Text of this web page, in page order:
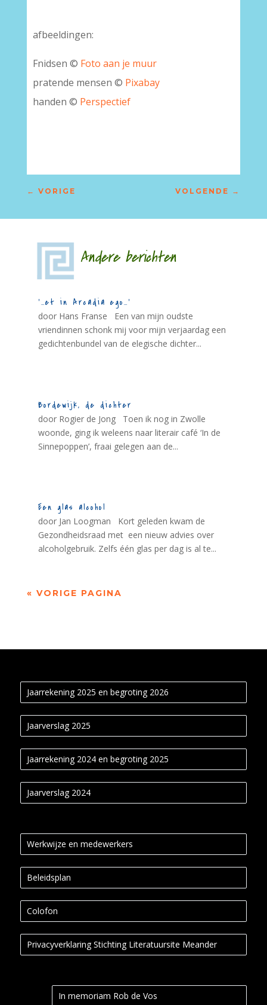
afbeeldingen:
Fnidsen © Foto aan je muur
pratende mensen © Pixabay
handen © Perspectief
← VORIGE VOLGENDE →
Andere berichten
‘…et in Arcadia ego…’
door Hans Franse Een van mijn oudste
vriendinnen schonk mij voor mijn verjaardag een
gedichtenbundel van de elegische dichter...
Bordewijk, de dichter
door Rogier de Jong Toen ik nog in Zwolle
woonde, ging ik weleens naar literair café ‘In de
Sinnepoppen’, fraai gelegen aan de...
Een glas alcohol
door Jan Loogman Kort geleden kwam de
Gezondheidsraad met een nieuw advies over
alcoholgebruik. Zelfs één glas per dag is al te...
« VORIGE PAGINA
Jaarrekening 2025 en begroting 2026
Jaarverslag 2025
Jaarrekening 2024 en begroting 2025
Jaarverslag 2024
Werkwijze en medewerkers
Beleidsplan
Colofon
Privacyverklaring Stichting Literatuursite Meander
In memoriam Rob de Vos